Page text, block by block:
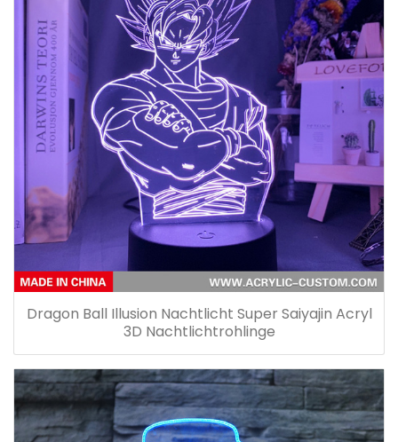
Dragon Ball Illusion Nachtlicht Super Saiyajin Acryl
3D Nachtlichtrohlinge